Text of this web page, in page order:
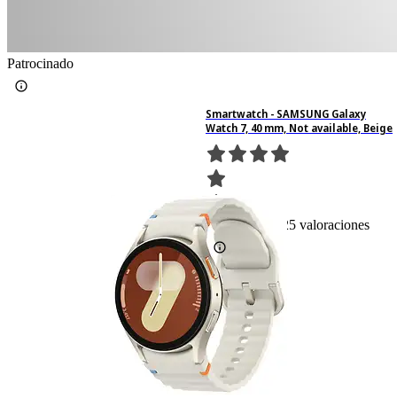
Patrocinado
Smartwatch - SAMSUNG Galaxy
Watch 7, 40 mm, Not available, Beige
25Basado en 25 valoraciones